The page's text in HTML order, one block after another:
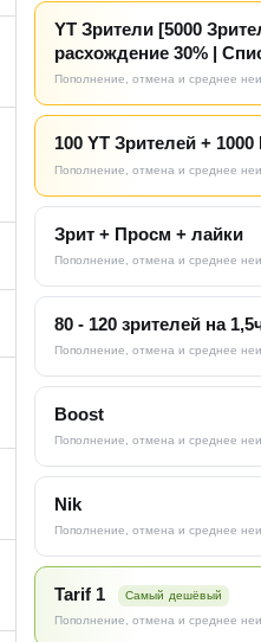
YT Зрители [5000
расхождение 30% |
Пополнение, отмена и среднее
100 YT Зрителей +
Пополнение, отмена и среднее
Зрит + Просм + лайки
Пополнение, отмена и среднее
80 - 120 зрителей на
Пополнение, отмена и среднее
Boost
Пополнение, отмена и среднее
Nik
Пополнение, отмена и среднее
Tarif 1
Самый дешёвый
Пополнение, отмена и среднее